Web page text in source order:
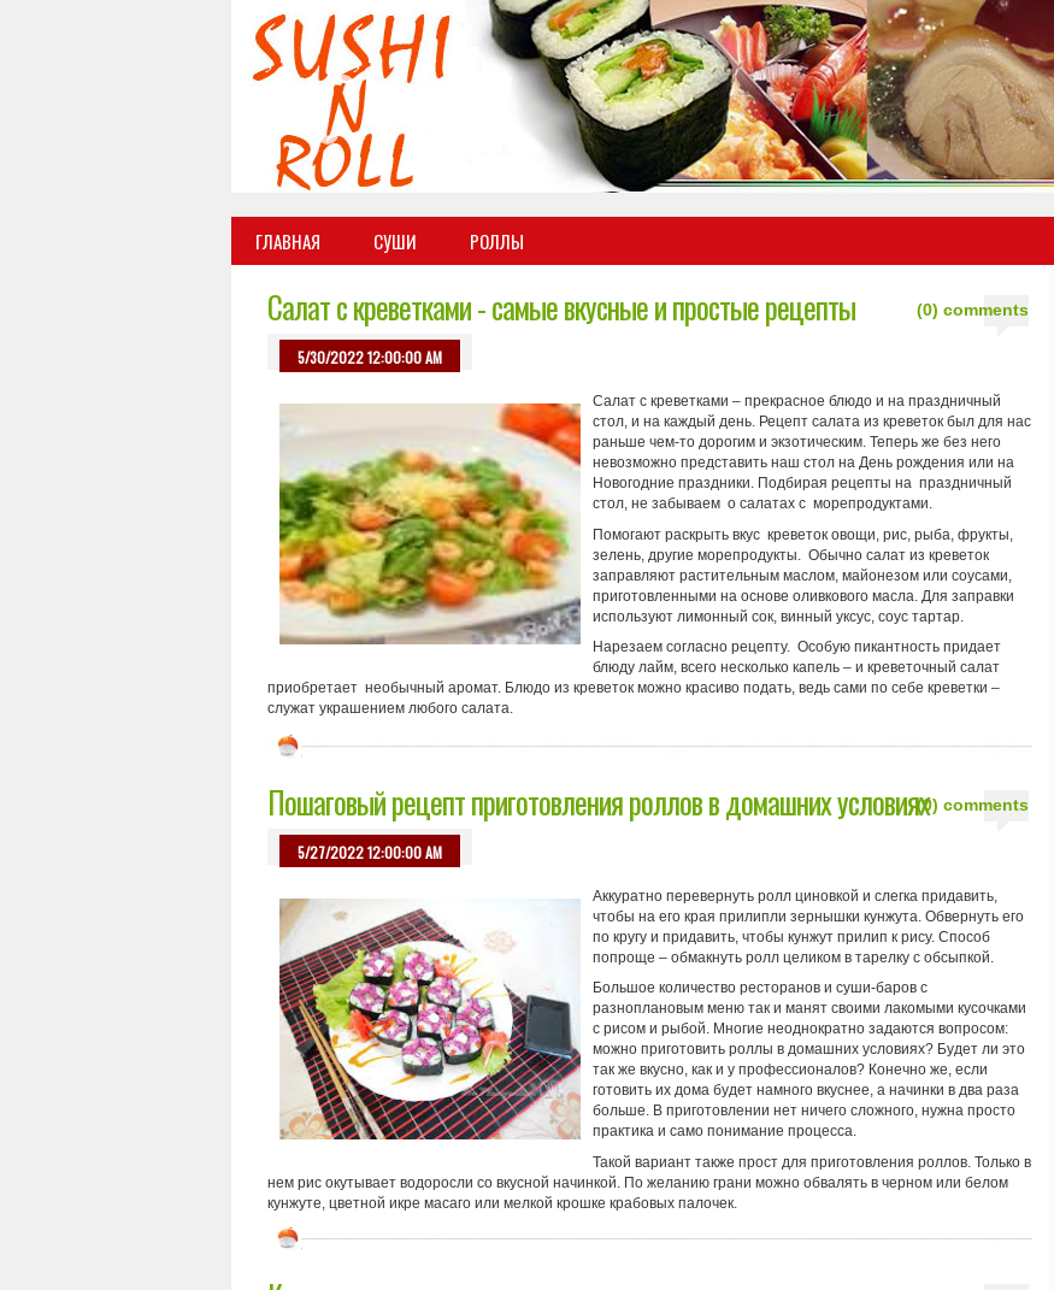
ГЛАВНАЯ СУШИ РОЛЛЫ
(0) comments
Салат с креветками - самые вкусные и простые рецепты
5/30/2022 12:00:00 AM
Салат с креветками – прекрасное блюдо и на праздничный
стол, и на каждый день. Рецепт салата из креветок был для нас
раньше чем-то дорогим и экзотическим. Теперь же без него
невозможно представить наш стол на День рождения или на
Новогодние праздники. Подбирая рецепты на праздничный
стол, не забываем о салатах с морепродуктами.
Помогают раскрыть вкус креветок овощи, рис, рыба, фрукты,
зелень, другие морепродукты. Обычно салат из креветок
заправляют растительным маслом, майонезом или соусами,
приготовленными на основе оливкового масла. Для заправки
используют лимонный сок, винный уксус, соус тартар.
Нарезаем согласно рецепту. Особую пикантность придает
блюду лайм, всего несколько капель – и креветочный салат
приобретает необычный аромат. Блюдо из креветок можно красиво подать, ведь сами по себе креветки –
служат украшением любого салата.
(0) comments
Пошаговый рецепт приготовления роллов в домашних условиях
5/27/2022 12:00:00 AM
Аккуратно перевернуть ролл циновкой и слегка придавить,
чтобы на его края прилипли зернышки кунжута. Обвернуть его
по кругу и придавить, чтобы кунжут прилип к рису. Способ
попроще – обмакнуть ролл целиком в тарелку с обсыпкой.
Большое количество ресторанов и суши-баров с
разноплановым меню так и манят своими лакомыми кусочками
с рисом и рыбой. Многие неоднократно задаются вопросом:
можно приготовить роллы в домашних условиях? Будет ли это
так же вкусно, как и у профессионалов? Конечно же, если
готовить их дома будет намного вкуснее, а начинки в два раза
больше. В приготовлении нет ничего сложного, нужна просто
практика и само понимание процесса.
Такой вариант также прост для приготовления роллов. Только в
нем рис окутывает водоросли со вкусной начинкой. По желанию грани можно обвалять в черном или белом
кунжуте, цветной икре масаго или мелкой крошке крабовых палочек.